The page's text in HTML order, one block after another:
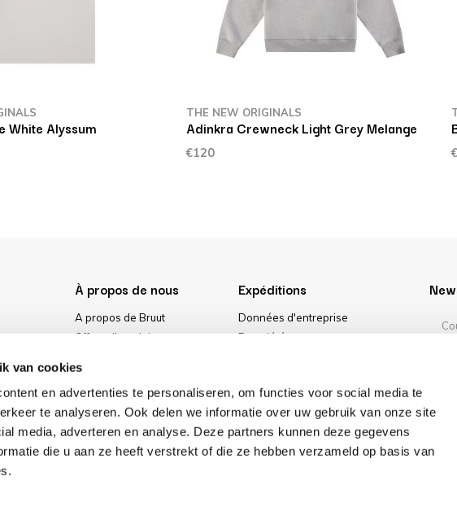
van cookies
en advertenties te personaliseren, om functies voor social media te
te analyseren. Ook delen we informatie over uw gebruik van onze site
media, adverteren en analyse. Deze partners kunnen deze gegevens
die u aan ze heeft verstrekt of die ze hebben verzameld op basis van
White Alyssum
THE NEW ORIGINALS
Adinkra Crewneck Light Grey Melange
€120
À propos de nous
A propos de Bruut
Offres d'emploi
Notre magasin
Expéditions
Données d'entreprise
Propriété
Cookies